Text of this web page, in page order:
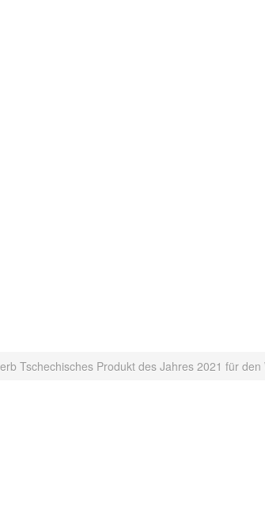
Tschechisches Produkt des Jahres 2021 für